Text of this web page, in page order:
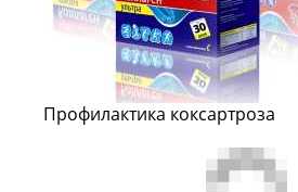
Профилактика коксартроза